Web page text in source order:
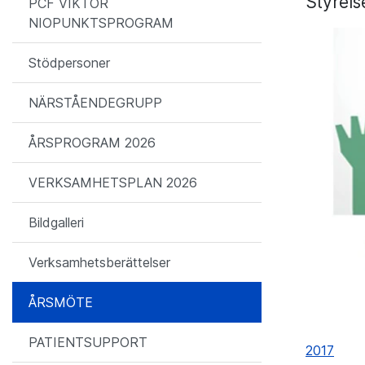
PCF VIKTOR
NIOPUNKTSPROGRAM
Stödpersoner
NÄRSTÅENDEGRUPP
ÅRSPROGRAM 2026
VERKSAMHETSPLAN 2026
Bildgalleri
Verksamhetsberättelser
ÅRSMÖTE
PATIENTSUPPORT 2017